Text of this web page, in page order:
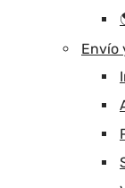
Envío